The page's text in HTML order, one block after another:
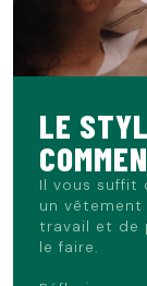
LE
Il vous suffit
un vêtement
travail et de
le faire.